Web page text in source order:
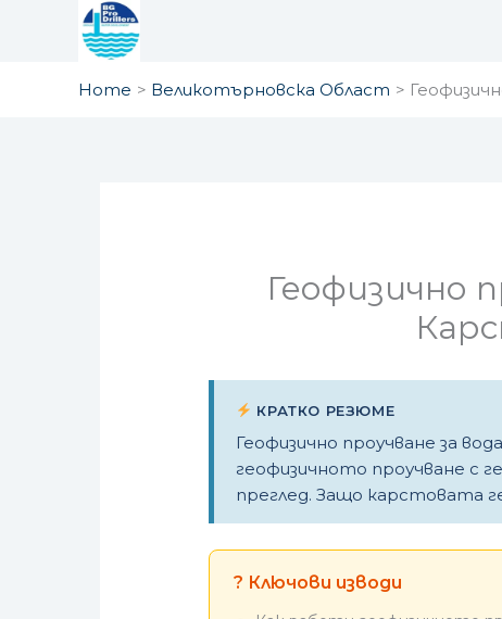
Home Великотърновска Област
Геофизично
КРАТКО РЕЗЮМЕ
Геофизично проучване за
геофизичното проучване с
преглед. Защо карстовата
? Ключови изводи